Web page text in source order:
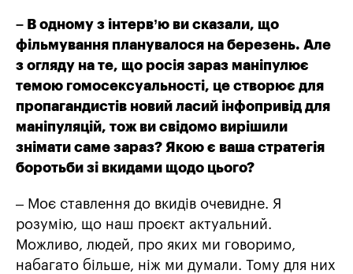
– В одному з інтерв’ю ви сказали, що
фільмування планувалося на березень. Але
з огляду на те, що росія зараз маніпулює
темою гомосексуальності, це створює для
пропагандистів новий ласий інфопривід для
маніпуляцій, тож ви свідомо вирішили
знімати саме зараз? Якою є ваша стратегія
боротьби зі вкидами щодо цього?
– Моє ставлення до вкидів очевидне. Я
розумію, що наш проєкт актуальний.
Можливо, людей, про яких ми говоримо,
набагато більше, ніж ми думали. Тому для них